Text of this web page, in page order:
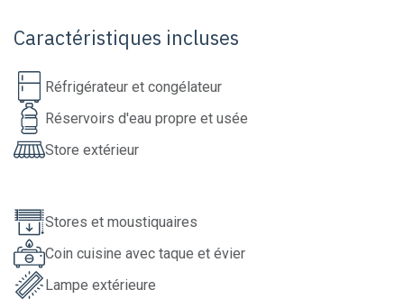
Caractéristiques incluses
Réfrigérateur et congélateur
Réservoirs d'eau propre et usée
Store extérieur
Stores et moustiquaires
Coin cuisine avec taque et évier
Lampe extérieure